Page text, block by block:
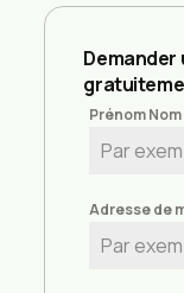
Prénom Nom
Adresse de